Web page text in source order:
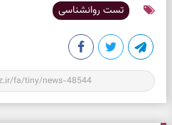
تست روانشناسی